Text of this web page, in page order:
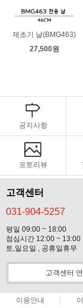
제초기 날(BMG463)
27,500원
공지사항
포토리뷰
고객센터
031-904-5257
평일 09:00 ~ 18:00
점심시간 12:00 ~ 13:00
토,일요일 , 공휴일휴무
고객센터
이용안내